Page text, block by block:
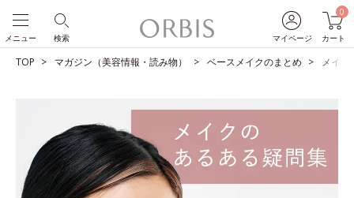
マイページ
0
カート
検索
メニュー
TOP マガジン（美容情報・読み物） ベースメイクのまとめ メイ